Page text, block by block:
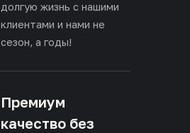
долгую жизнь с нашими
клиентами и нами не
сезон, а годы!
Премиум
качество без